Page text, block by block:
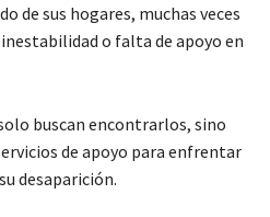
de sus hogares, muchas veces
o falta de apoyo en
buscan encontrarlos, sino
de apoyo para enfrentar
desaparición.